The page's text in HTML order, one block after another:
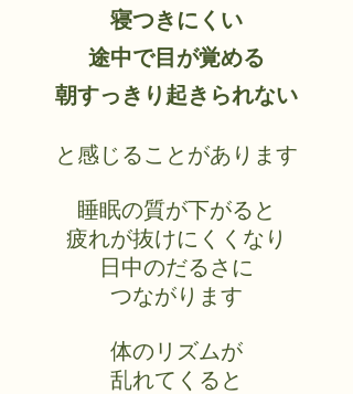
寝つきにくい
途中で目が覚める
朝すっきり起きられない
と感じることがあります
睡眠の質が下がると
疲れが抜けにくくなり
日中のだるさに
つながります
体のリズムが
乱れてくると